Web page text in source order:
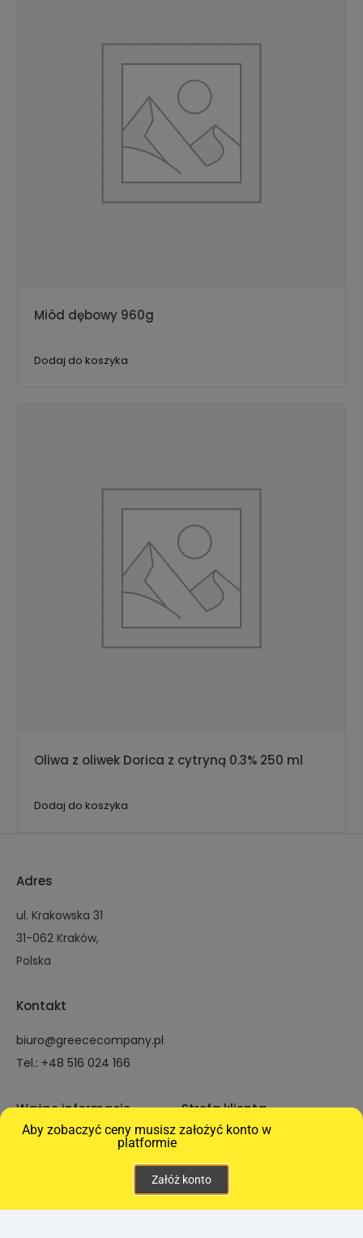
Miód dębowy 960g
Dodaj do koszyka
Oliwa z oliwek Dorica z cytryną 0.3% 250 ml
Dodaj do koszyka
Adres
ul. Krakowska 31
31-062 Kraków,
Polska
Kontakt
biuro@greececompany.pl
Tel.: +48 516 024 166
Ważne informacje
Zasada działania
Strefa klienta
Nasze marki
Aby zobaczyć ceny musisz założyć konto w
platformie
Załóż konto